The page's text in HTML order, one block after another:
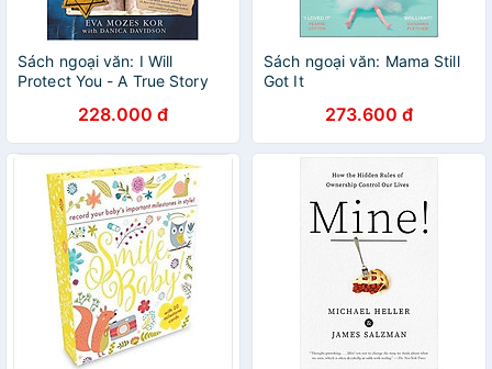
Sách ngoại văn: I Will
Protect You - A True Story
Auschwitz228.000 đ
Sách ngoại văn: Mama Still
Got It
273.600 đ